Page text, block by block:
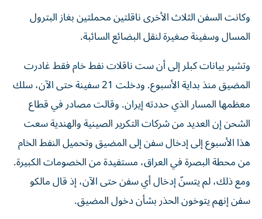
وكانت السفن الثلاث الأخرى ناقلتين محملتين بغاز البترول
المسال وسفينة صغيرة لنقل البضائع السائبة.
وتشير بيانات كبلر إلى أن ست ناقلات نفط خام فقط غادرت
المضيق منذ بداية الأسبوع. ودخلت 21 سفينة حتى الآن، سلك
معظمها المسار الذي حددته إيران. وقالت مصادر في قطاع
الشحن إن ​العديد من شركات التكرير الصينية والهندية سعت
هذا الأسبوع إلى ‌إدخال سفن إلى المضيق وتحميل النفط الخام
من محطة البصرة في العراق، مستفيدة من الخصومات الكبيرة.
ومع ذلك، لم يتسنّ إدخال أي سفن حتى الآن، إذ قال مالكو
سفن إنهم يتوخون الحذر بشأن دخول المضيق.